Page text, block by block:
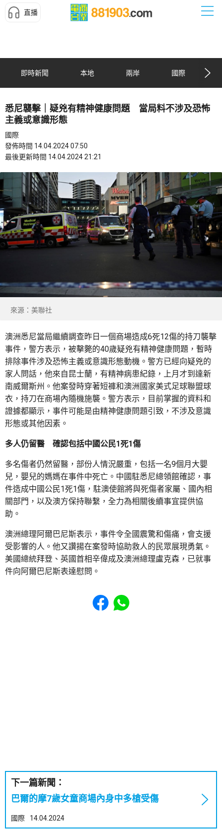
直播
即時新聞 本地 兩岸 國際
悉尼襲擊｜疑兇有精神健康問題 當局料不涉及恐怖
主義或意識形態
國際
發佈時間 14.04.2024 07:50
最後更新時間 14.04.2024 21:21
來源：美聯社
澳洲悉尼當局繼續調查昨日一個商場造成6死12傷的持刀襲擊
事件，警方表示，被擊斃的40歲疑兇有精神健康問題，暫時
排除事件涉及恐怖主義或意識形態動機。警方已經向疑兇的
家人問話，他來自昆士蘭，有精神病患紀錄，上月才到達新
南威爾斯州。他案發時穿著短褲和澳洲國家美式足球聯盟球
衣，持刀在商場內隨機施襲。警方表示，目前掌握的資料和
證據都顯示，事件可能是由精神健康問題引致，不涉及意識
形態或其他因素。
多人仍留醫 確認包括中國公民1死1傷
多名傷者仍然留醫，部份人情況嚴重，包括一名9個月大嬰
兒，嬰兒的媽媽在事件中死亡。中國駐悉尼總領館確認，事
件造成中國公民1死1傷，駐澳使館將與死傷者家屬、國內相
關部門，以及澳方保持聯繫，全力為相關後續事宜提供協
助。
澳洲總理阿爾巴尼斯表示，事件令全國震驚和傷痛，會支援
受影響的人。他又讚揚在案發時協助救人的民眾展現勇氣。
美國總統拜登、英國首相辛偉成及澳洲總理盧克森，已就事
件向阿爾巴尼斯表達慰問。
Share to Facebook
Share to WhatsApp
下一篇新聞：
巴爾的摩7歲女童商場內身中多槍受傷
國際 14.04.2024